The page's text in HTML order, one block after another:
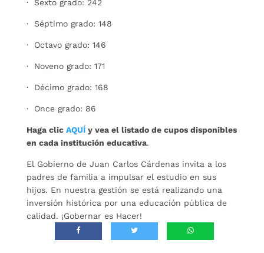
· Sexto grado: 242
· Séptimo grado: 148
· Octavo grado: 146
· Noveno grado: 171
· Décimo grado: 168
· Once grado: 86
Haga clic AQUÍy vea el listado de cupos disponibles
en cada institución educativa.
El Gobierno de Juan Carlos Cárdenas invita a los
padres de familia a impulsar el estudio en sus
hijos. En nuestra gestión se está realizando una
inversión histórica por una educación pública de
calidad. ¡Gobernar es Hacer!